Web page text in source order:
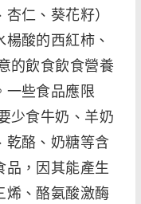
仁、葵花籽）
酸的西紅柿、
食飲食營養
一些食品應限
牛奶、羊奶
乾酪、奶糖等含
品，因其能產生
烯、酪氨酸激酶